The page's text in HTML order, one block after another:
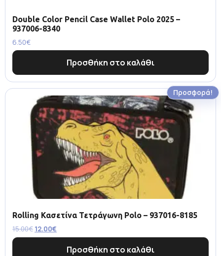
Double Color Pencil Case Wallet Polo 2025 –
937006-8340
6.50€
Προσθήκη στο καλάθι
Προσφορά!
Rolling Κασετίνα Τετράγωνη Polo – 937016-8185
15.00€ 12.00€
Προσθήκη στο καλάθι